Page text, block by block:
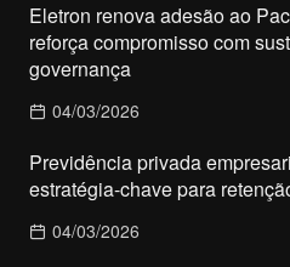
Eletron renova adesão ao
reforça compromisso com
governança
04/03/2026
Previdência privada
estratégia-chave para
04/03/2026